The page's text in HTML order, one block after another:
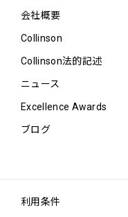
会社概要
Collinson
Collinson法的記述
ニュース
Excellence Awards
ブログ
利用条件